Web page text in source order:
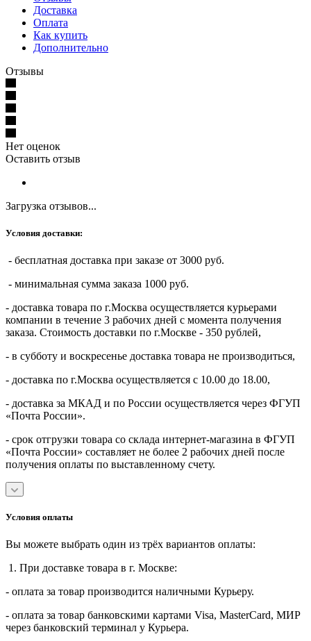
Доставка
Оплата
Как купить
Дополнительно
Отзывы
Нет оценок
Оставить отзыв
Загрузка отзывов...
Условия доставки:
- бесплатная доставка при заказе от 3000 руб.
- минимальная сумма заказа 1000 руб.
- доставка товара по г.Москва осуществляется курьерами
компании в течение 3 рабочих дней с момента получения
заказа. Стоимость доставки по г.Москве - 350 рублей,
- в субботу и воскресенье доставка товара не производиться,
- доставка по г.Москва осуществляется с 10.00 до 18.00,
- доставка за МКАД и по России осуществляется через ФГУП
«Почта России».
- срок отгрузки товара со склада интернет-магазина в ФГУП
«Почта России» составляет не более 2 рабочих дней после
получения оплаты по выставленному счету.
Условия оплаты
Вы можете выбрать один из трёх вариантов оплаты:
1. При доставке товара в г. Москве:
- оплата за товар производится наличными Курьеру.
- оплата за товар банковскими картами Visa, MasterСard, МИР
через банковский терминал у Курьера.